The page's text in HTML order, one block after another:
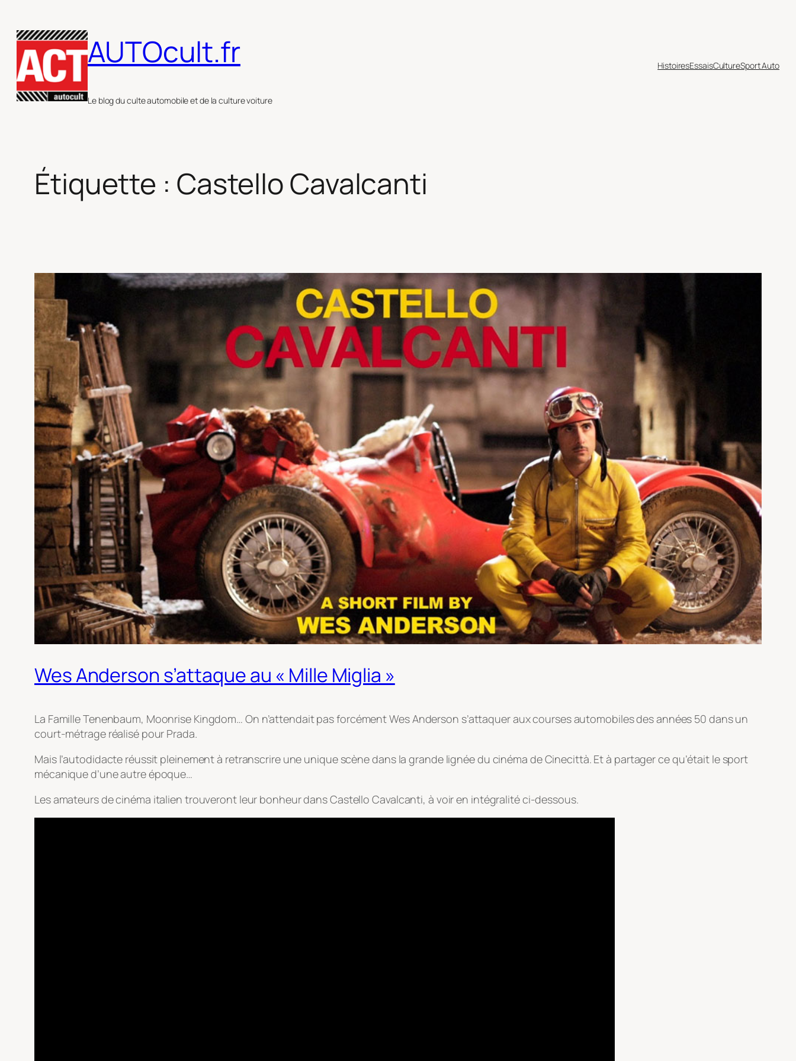
au
contenu
AUTOcult.fr
Le blog du culte automobile et de la culture voiture
HistoiresEssaisCultureSport Auto
Étiquette : Castello Cavalcanti
Wes Anderson s’attaque au « Mille Miglia »
La Famille Tenenbaum, Moonrise Kingdom… On n’attendait pas forcément Wes Anderson s’attaquer aux courses automobiles des années 50 dans un
court-métrage réalisé pour Prada.
Mais l’autodidacte réussit pleinement à retranscrire une unique scène dans la grande lignée du cinéma de Cinecittà. Et à partager ce qu’était le sport
mécanique d’une autre époque…
Les amateurs de cinéma italien trouveront leur bonheur dans Castello Cavalcanti, à voir en intégralité ci-dessous.